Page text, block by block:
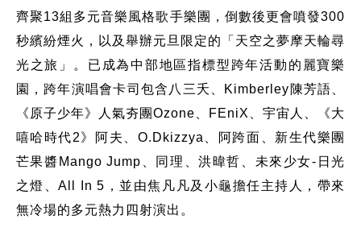
齊聚13組多元音樂風格歌手樂團，倒數後更會噴發300
秒繽紛煙火，以及舉辦元旦限定的「天空之夢摩天輪尋
光之旅」。已成為中部地區指標型跨年活動的麗寶樂
園，跨年演唱會卡司包含八三夭、Kimberley陳芳語、
《原子少年》人氣夯團Ozone、FEniX、宇宙人、《大
嘻哈時代2》阿夫、O.Dkizzya、阿跨面、新生代樂團
芒果醬Mango Jump、同理、洪暐哲、未來少女-日光
之燈、All In 5，並由焦凡凡及小龜擔任主持人，帶來
無冷場的多元熱力四射演出。